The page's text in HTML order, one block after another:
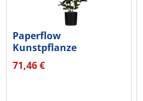
Paperflow
Kunstpflanze
PARROS54 Rosenstock
ro 54cm
71,46 €